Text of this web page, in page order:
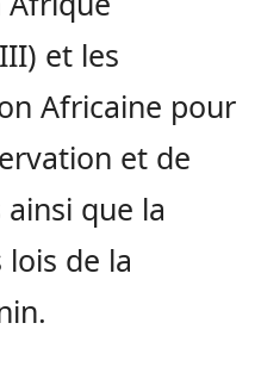
et les
Africaine pour
et de
que la
de la